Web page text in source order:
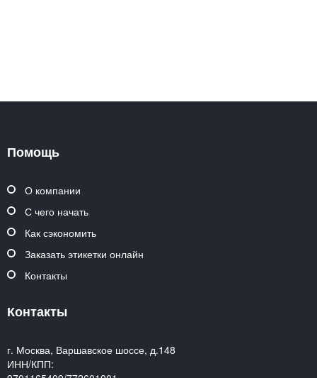
Помощь
О компании
С чего начать
Как сэкономить
Заказать этикетки онлайн
Контакты
Контакты
г. Москва, Варшавское шоссе, д.148
ИНН/КПП: